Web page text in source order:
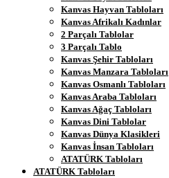
Kanvas Hayvan Tabloları
Kanvas Afrikalı Kadınlar
2 Parçalı Tablolar
3 Parçalı Tablo
Kanvas Şehir Tabloları
Kanvas Manzara Tabloları
Kanvas Osmanlı Tabloları
Kanvas Araba Tabloları
Kanvas Ağaç Tabloları
Kanvas Dini Tablolar
Kanvas Dünya Klasikleri
Kanvas İnsan Tabloları
ATATÜRK Tabloları
ATATÜRK Tabloları